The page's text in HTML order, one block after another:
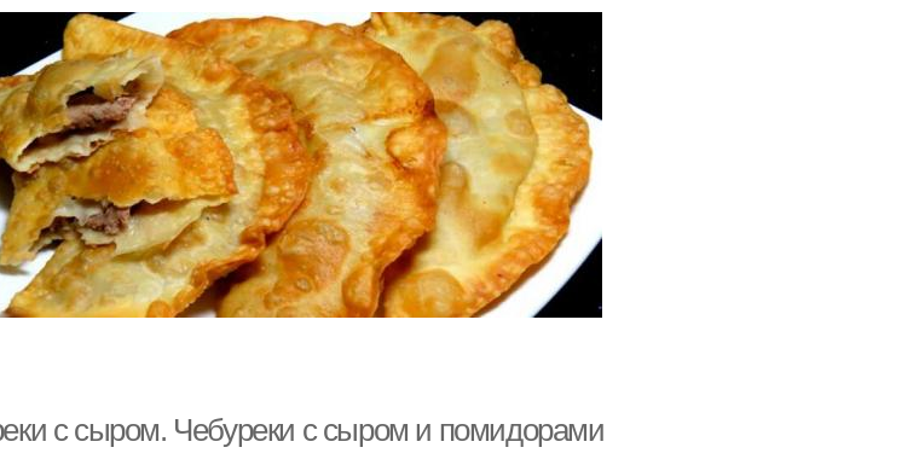
с сыром. Чебуреки с сыром и помидорами